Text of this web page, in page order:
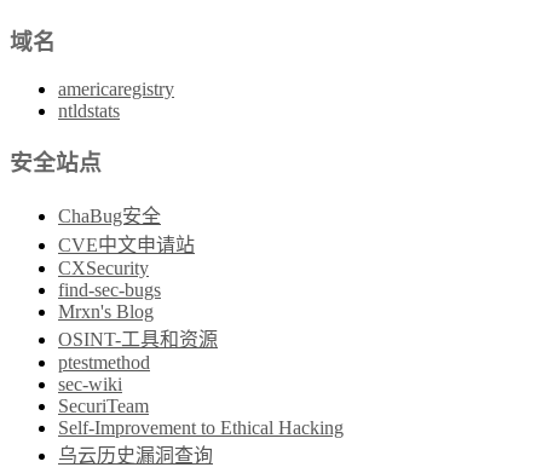
域名
americaregistry
ntldstats
安全站点
ChaBug安全
CVE中文申请站
CXSecurity
find-sec-bugs
Mrxn's Blog
OSINT-工具和资源
ptestmethod
sec-wiki
SecuriTeam
Self-Improvement to Ethical Hacking
乌云历史漏洞查询